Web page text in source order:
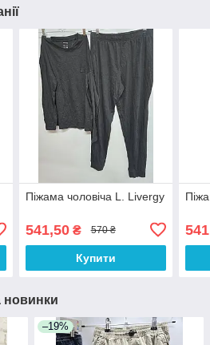
Піжама чоловіча L. Livergy
541,50₴ 570 ₴
Купити
новинки
–19%